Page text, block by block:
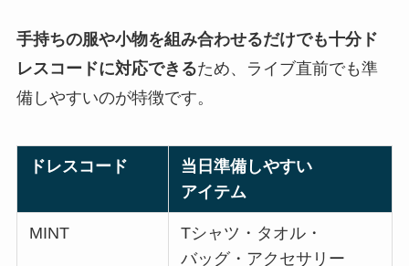
手持ちの服や小物を組み合わせるだけでも十分ド
レスコードに対応できるため、ライブ直前でも準
備しやすいのが特徴です。
ドレスコード
当日準備しやすい
アイテム
MINT
Tシャツ・タオル・
バッグ・アクセサリー